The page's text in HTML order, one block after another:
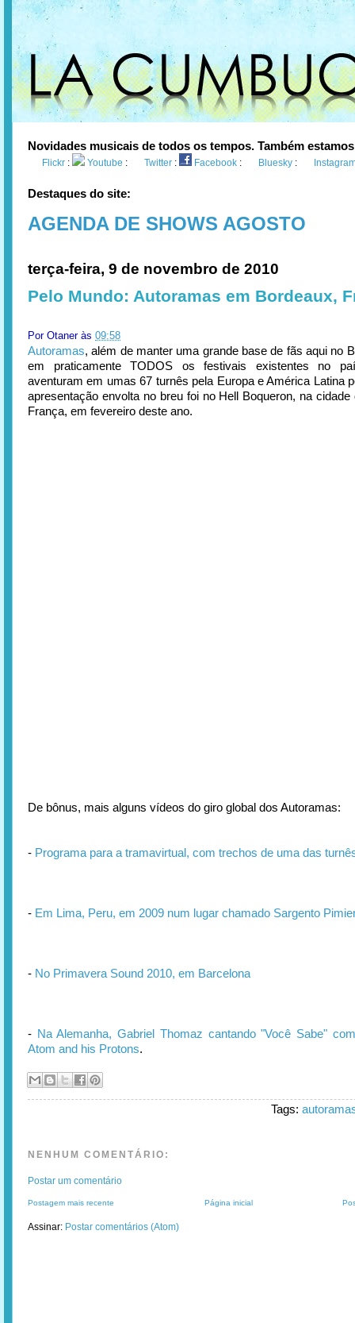
Novidades musicais de todos os tempos. Também
Flickr : Youtube : Twitter : Facebook : Bluesky :
Destaques do site:
AGENDA DE SHOWS AGOSTO
terça-feira, 9 de novembro de 2010
Pelo Mundo: Autoramas em Bordeaux,
Por Otaner às 09:58
Autoramas, além de manter uma grande base de fãs aqui no
em praticamente TODOS os festivais existentes no
aventuram em umas 67 turnês pela Europa e América Latina
apresentação envolta no breu foi no Hell Boqueron, na cidade
França, em fevereiro deste ano.
De bônus, mais alguns vídeos do giro global dos Autoramas:
- Programa para a tramavirtual, com trechos de uma das
- Em Lima, Peru, em 2009 num lugar chamado Sargento
- No Primavera Sound 2010, em Barcelona
- Na Alemanha, Gabriel Thomaz cantando "Você Sabe"
Atom and his Protons.
Tags:
NENHUM COMENTÁRIO:
Postar um comentário
Postagem mais recente Página inicial
Assinar: Postar comentários (Atom)